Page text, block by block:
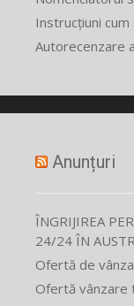
Instrucțiuni
Autorecenzare
Anunțuri
ÎNGRIJIREA
24/24 ÎN
Ofertă de
Ofertă vânzare